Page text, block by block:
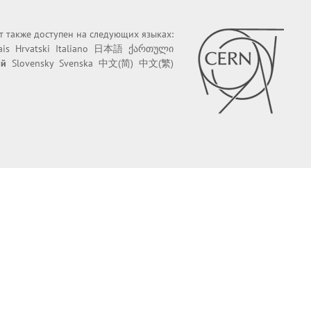
также доступен на следующих языках:
Hrvatski Italiano 日本語 ქართული
Slovensky Svenska 中文(简) 中文(繁)